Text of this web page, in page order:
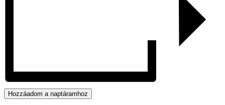
Hozzáadom a naptáramhoz